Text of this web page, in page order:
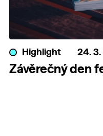
Highlight 24.
Závěrečný den